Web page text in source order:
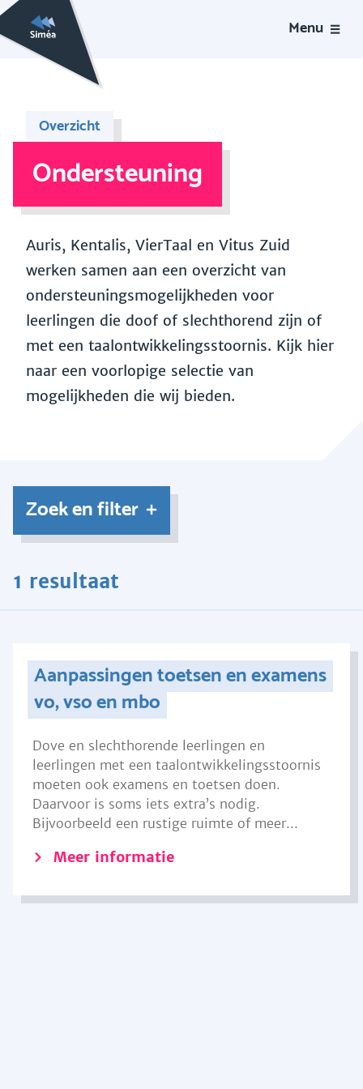
Menu
Overzicht
Ondersteuning
Auris, Kentalis, VierTaal en Vitus Zuid
werken samen aan een overzicht van
ondersteuningsmogelijkheden voor
leerlingen die doof of slechthorend zijn of
met een taalontwikkelingsstoornis. Kijk hier
naar een voorlopige selectie van
mogelijkheden die wij bieden.
Zoek en filter
1 resultaat
Aanpassingen toetsen en examens
vo, vso en mbo
Dove en slechthorende leerlingen en
leerlingen met een taalontwikkelingsstoornis
moeten ook examens en toetsen doen.
Daarvoor is soms iets extra’s nodig.
Bijvoorbeeld een rustige ruimte of meer...
Meer informatie